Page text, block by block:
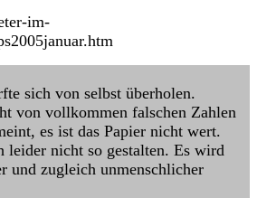
im-
sich von selbst überholen.
von vollkommen falschen Zahlen
es ist das Papier nicht wert.
nicht so gestalten. Es wird
und zugleich unmenschlicher